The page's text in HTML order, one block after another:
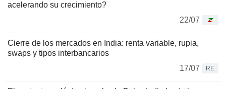
acelerando su crecimiento?
22/07
Cierre de los mercados en India: renta variable, rupia,
swaps y tipos interbancarios
17/07
RE